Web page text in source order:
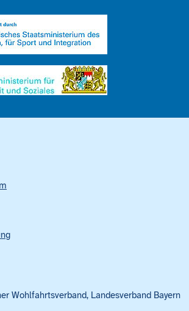
Wohlfahrtsverband, Landesverband Bayern